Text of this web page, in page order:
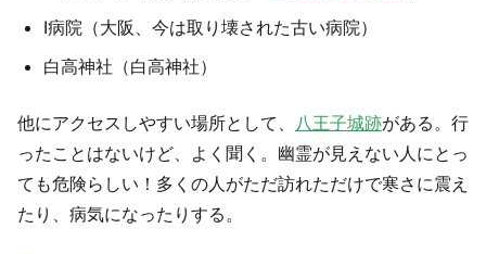
I病院（大阪、今は取り壊された古い病院）
白高神社（白高神社）
他にアクセスしやすい場所として、 八王子城跡がある。行
ったことはないけど、よく聞く。幽霊が見えない人にとっ
ても危険らしい！多くの人がただ訪れただけで寒さに震え
たり、病気になったりする。